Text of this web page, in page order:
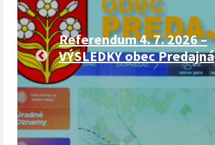
Referendum 4. 7. 2026 –
VÝSLEDKY obec Predajná